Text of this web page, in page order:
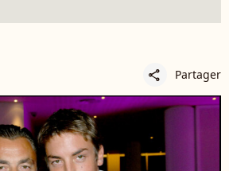
share Partager